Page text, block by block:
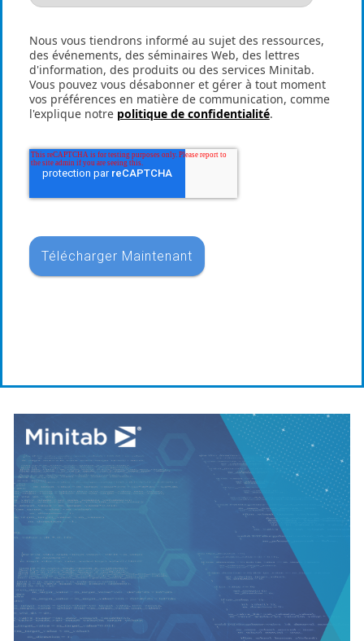
Nous vous tiendrons informé au sujet des ressources,
des événements, des séminaires Web, des lettres
d'information, des produits ou des services Minitab.
Vous pouvez vous désabonner et gérer à tout moment
vos préférences en matière de communication, comme
l'explique notre politique de confidentialité.